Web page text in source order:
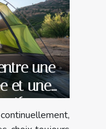
une
et une